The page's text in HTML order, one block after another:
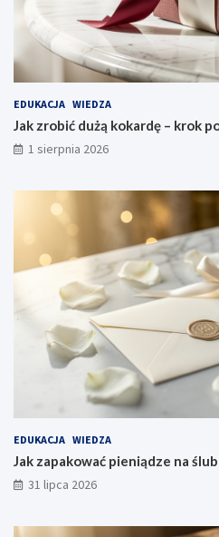
EDUKACJA WIEDZA
Jak zrobić dużą kokardę – krok
1 sierpnia 2026
EDUKACJA WIEDZA
Jak zapakować pieniądze na
31 lipca 2026